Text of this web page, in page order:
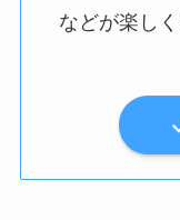
などが楽し